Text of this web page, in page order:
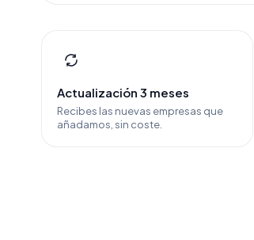
Actualización 3 meses
Recibes las nuevas empresas que
añadamos, sin coste.